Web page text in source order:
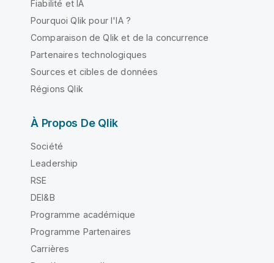
Fiabilité et IA
Pourquoi Qlik pour l'IA ?
Comparaison de Qlik et de la concurrence
Partenaires technologiques
Sources et cibles de données
Régions Qlik
À Propos De Qlik
Société
Leadership
RSE
DEI&B
Programme académique
Programme Partenaires
Carrières